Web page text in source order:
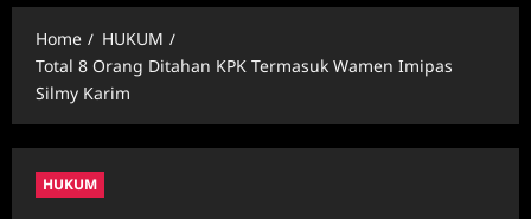
Home
HUKUM
Total 8 Orang Ditahan KPK Termasuk Wamen Imipas
Silmy Karim
HUKUM